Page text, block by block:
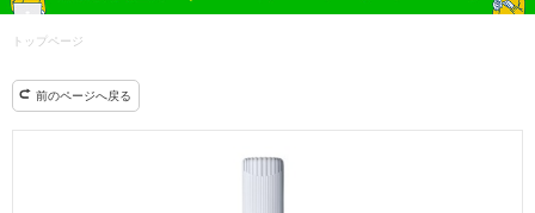
トップページ
前のページへ戻る